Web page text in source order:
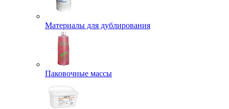
Материалы для дублирования
Паковочные массы